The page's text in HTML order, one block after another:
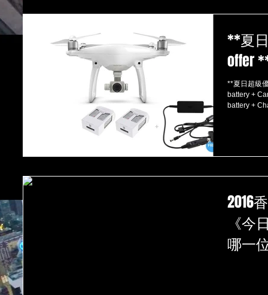
**夏
offer
**夏日超級優惠/
battery + Car
battery +
2016
《今
哪一